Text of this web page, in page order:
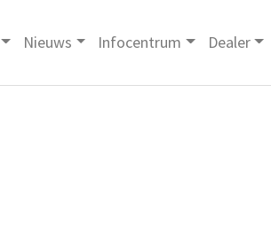
Nieuws Infocentrum Dealer